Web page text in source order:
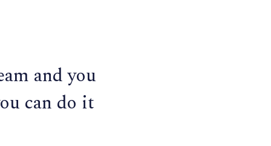
and you
can do it